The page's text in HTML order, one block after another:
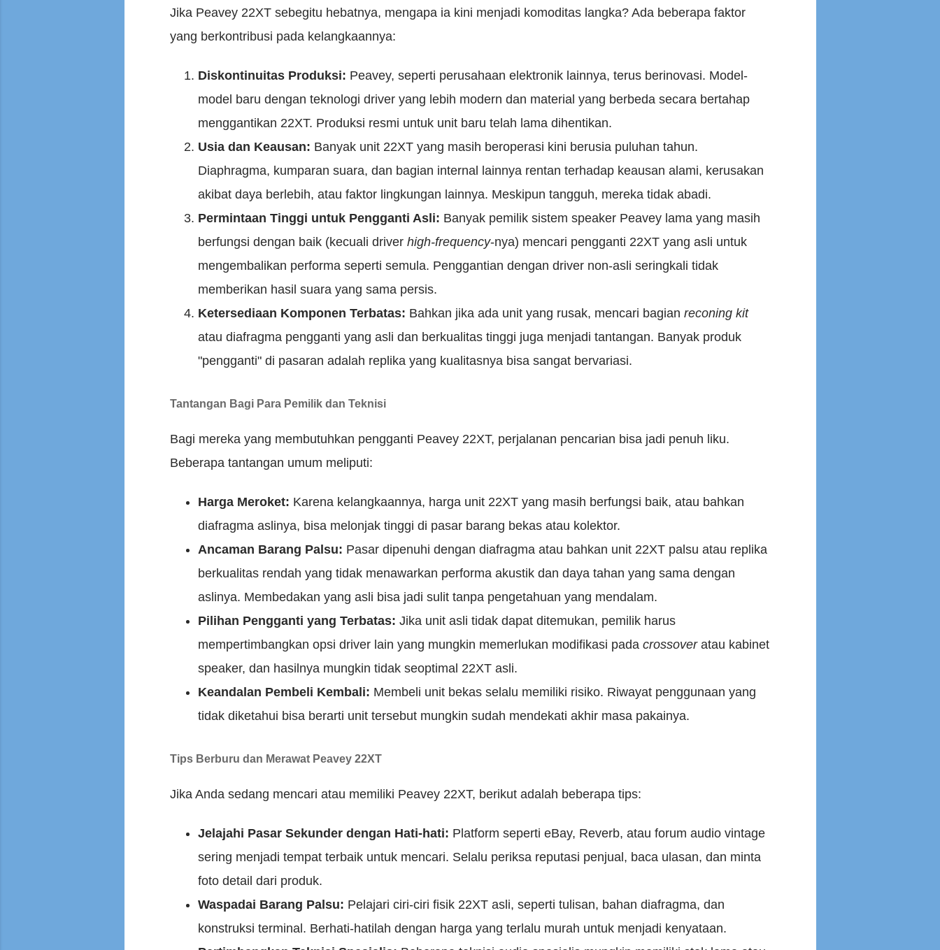
Jika Peavey 22XT sebegitu hebatnya, mengapa ia kini menjadi komoditas langka? Ada beberapa faktor
yang berkontribusi pada kelangkaannya:
Diskontinuitas Produksi: Peavey, seperti perusahaan elektronik lainnya, terus berinovasi. Model-
model baru dengan teknologi driver yang lebih modern dan material yang berbeda secara bertahap
menggantikan 22XT. Produksi resmi untuk unit baru telah lama dihentikan.
Usia dan Keausan: Banyak unit 22XT yang masih beroperasi kini berusia puluhan tahun.
Diaphragma, kumparan suara, dan bagian internal lainnya rentan terhadap keausan alami, kerusakan
akibat daya berlebih, atau faktor lingkungan lainnya. Meskipun tangguh, mereka tidak abadi.
Permintaan Tinggi untuk Pengganti Asli: Banyak pemilik sistem speaker Peavey lama yang masih
berfungsi dengan baik (kecuali driver high-frequency-nya) mencari pengganti 22XT yang asli untuk
mengembalikan performa seperti semula. Penggantian dengan driver non-asli seringkali tidak
memberikan hasil suara yang sama persis.
Ketersediaan Komponen Terbatas: Bahkan jika ada unit yang rusak, mencari bagian reconing kit
atau diafragma pengganti yang asli dan berkualitas tinggi juga menjadi tantangan. Banyak produk
"pengganti" di pasaran adalah replika yang kualitasnya bisa sangat bervariasi.
Tantangan Bagi Para Pemilik dan Teknisi
Bagi mereka yang membutuhkan pengganti Peavey 22XT, perjalanan pencarian bisa jadi penuh liku.
Beberapa tantangan umum meliputi:
Harga Meroket: Karena kelangkaannya, harga unit 22XT yang masih berfungsi baik, atau bahkan
diafragma aslinya, bisa melonjak tinggi di pasar barang bekas atau kolektor.
Ancaman Barang Palsu: Pasar dipenuhi dengan diafragma atau bahkan unit 22XT palsu atau replika
berkualitas rendah yang tidak menawarkan performa akustik dan daya tahan yang sama dengan
aslinya. Membedakan yang asli bisa jadi sulit tanpa pengetahuan yang mendalam.
Pilihan Pengganti yang Terbatas: Jika unit asli tidak dapat ditemukan, pemilik harus
mempertimbangkan opsi driver lain yang mungkin memerlukan modifikasi pada crossoveratau kabinet
speaker, dan hasilnya mungkin tidak seoptimal 22XT asli.
Keandalan Pembeli Kembali: Membeli unit bekas selalu memiliki risiko. Riwayat penggunaan yang
tidak diketahui bisa berarti unit tersebut mungkin sudah mendekati akhir masa pakainya.
Tips Berburu dan Merawat Peavey 22XT
Jika Anda sedang mencari atau memiliki Peavey 22XT, berikut adalah beberapa tips:
Jelajahi Pasar Sekunder dengan Hati-hati: Platform seperti eBay, Reverb, atau forum audio vintage
sering menjadi tempat terbaik untuk mencari. Selalu periksa reputasi penjual, baca ulasan, dan minta
foto detail dari produk.
Waspadai Barang Palsu: Pelajari ciri-ciri fisik 22XT asli, seperti tulisan, bahan diafragma, dan
konstruksi terminal. Berhati-hatilah dengan harga yang terlalu murah untuk menjadi kenyataan.